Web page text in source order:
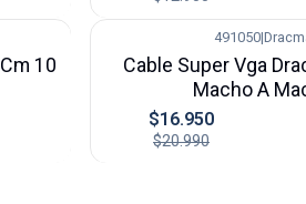
10
491050|
Cable Super Vga
Macho A
$16.950
$20.990